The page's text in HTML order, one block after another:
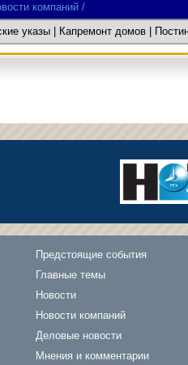
компаний /
указы Капремонт домов |
Предстоящие события
Главные темы
Новости
Новости компаний
Деловые новости
Мнения и комментарии